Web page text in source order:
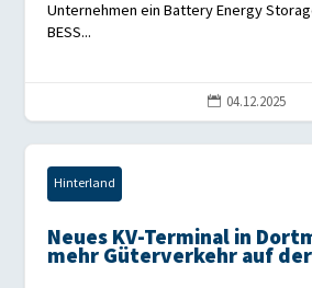
Unternehmen ein Battery Energy
BESS...
 04.12.2025
Hinterland
Neues KV-Terminal in
mehr Güterverkehr auf